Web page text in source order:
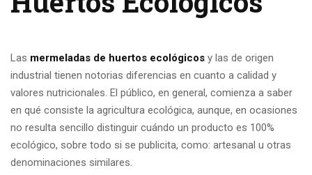
Las mermeladas de huertos ecológicos y las de origen
industrial tienen notorias diferencias en cuanto a calidad y
valores nutricionales. El público, en general, comienza a saber
en qué consiste la agricultura ecológica, aunque, en ocasiones
no resulta sencillo distinguir cuándo un producto es 100%
ecológico, sobre todo si se publicita, como: artesanal u otras
denominaciones similares.